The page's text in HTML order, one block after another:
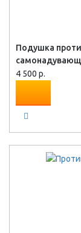
Подушка
4 500 р.